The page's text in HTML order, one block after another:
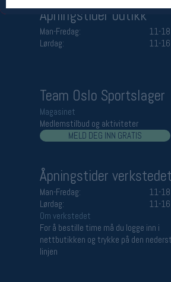
Åpningstider butikk
Man-Fredag:
11-18
Lørdag:
11-16
Team Oslo Sportslager
Magasinet
Medlemstilbud og aktiviteter
MELD DEG INN GRATIS
Åpningstider verkstedet
Man-Fredag:
11-18
Lørdag:
11-16
Om verkstedet
For å bestille time må du logge inn i
nettbutikken og trykke på den
linjen